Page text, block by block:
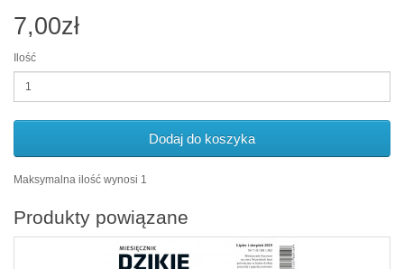
7,00zł
Ilość
Dodaj do koszyka
Maksymalna ilość wynosi 1
Produkty powiązane